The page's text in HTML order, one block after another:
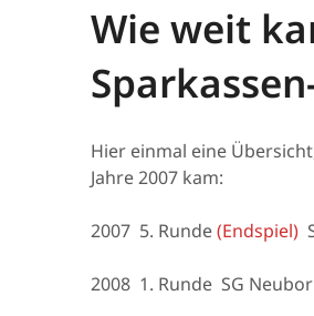
Wie weit
Hier einmal eine
Jahre 2007 kam:
2007 5. Runde(Endspiel)
2008 1. Runde SG